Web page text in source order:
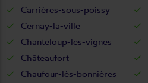
Carrières-sous-poissy
Cernay-la-ville
Chanteloup-les-vignes
Châteaufort
Chaufour-lès-bonnières